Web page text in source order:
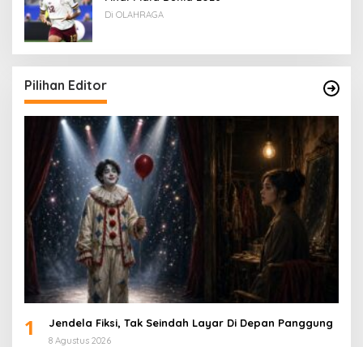
Di OLAHRAGA
Pilihan Editor
1 Jendela Fiksi, Tak Seindah Layar Di Depan Panggung
8 Agustus 2026